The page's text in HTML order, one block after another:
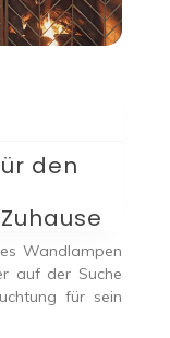
über dem
Eine
Beleuchtung in
Eine moderne und
also eine […]